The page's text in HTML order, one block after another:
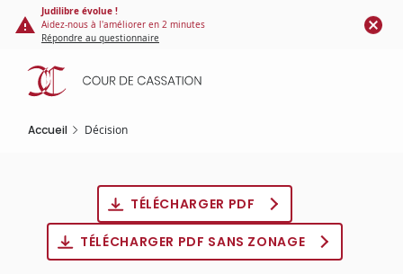
Panneau de gestion des cookies
contenu
principal
Judilibre évolue !
Aidez-nous à l'améliorer en 2 minutes
Répondre au questionnaire
Accueil Décision
TÉLÉCHARGER PDF
TÉLÉCHARGER PDF SANS ZONAGE